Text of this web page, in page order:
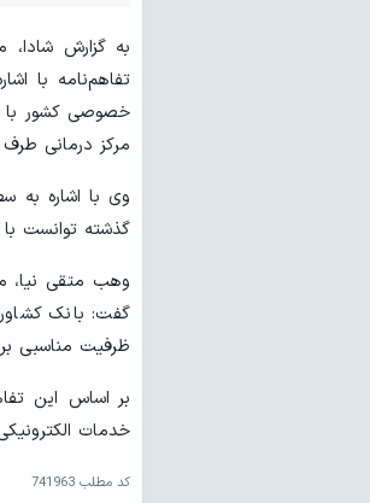
به گزارش
تفاهم‌نامه با
مرکز درمانی طرف
وی با اشاره به
گذشته توانست با
وهب متقی نیا،
ظرفیت مناسبی
بر اساس این
خدمات
کد مطلب 741963